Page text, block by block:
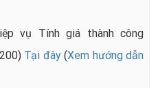
vụ Tính giá thành công
Tại đây (Xem hướng dẫn